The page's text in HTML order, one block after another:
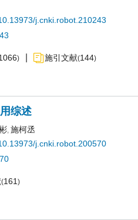
j.cnki.robot.210243
) 施引文献(144)
综述
, 施柯丞
j.cnki.robot.200570
(161 )